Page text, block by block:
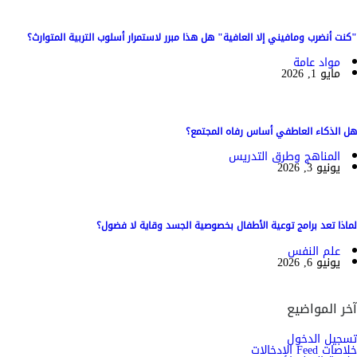
"كنت أنضرب ومافيني إلا العافية" هل هذا مبرر لاستمرار أسلوب التربية المتوارث؟
مواد عامة
مايو 1, 2026
هل الذكاء العاطفي أساس رفاه المجتمع؟
المناهج وطرق التدريس
يونيو 3, 2026
لماذا تعد برامج توعية الأطفال بخصوصية الجسد وقاية لا فضول؟
علم النفس
يونيو 6, 2026
آخر المواضيع
تسجيل الدخول
خلاصات Feed الإدخالات